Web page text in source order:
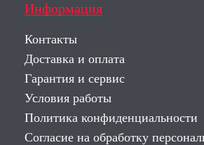
Информация
Контакты
Доставка и оплата
Гарантия и сервис
Условия работы
Политика конфиденциальности
Согласие на обработку